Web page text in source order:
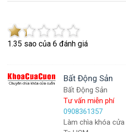
1.35 sao của 6 đánh giá
Bất Động Sản
Bất Động Sản
Tư vấn miễn phí
0908361357
Làm chìa khóa